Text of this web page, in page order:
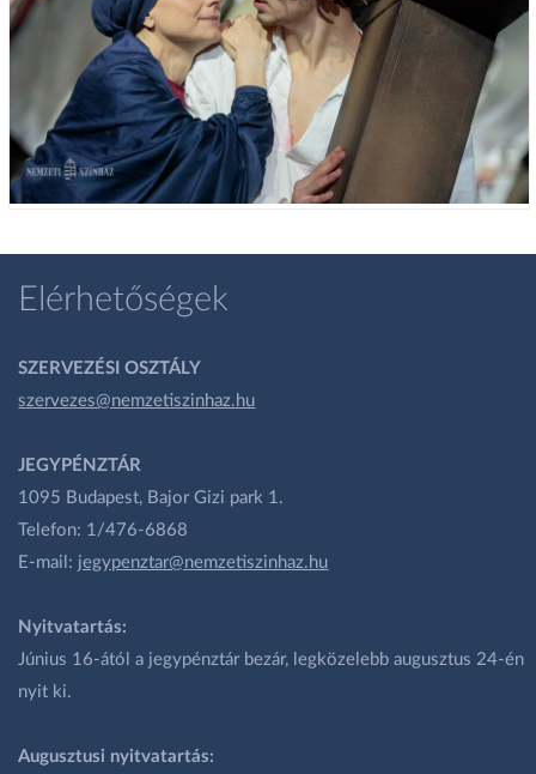
Elérhetőségek
SZERVEZÉSI OSZTÁLY
szervezes@nemzetiszinhaz.hu
JEGYPÉNZTÁR
1095 Budapest, Bajor Gizi park 1.
Telefon: 1/476-6868
E-mail: jegypenztar@nemzetiszinhaz.hu
Nyitvatartás:
Június 16-ától a jegypénztár bezár, legközelebb augusztus 24-én
nyit ki.
Augusztusi nyitvatartás: